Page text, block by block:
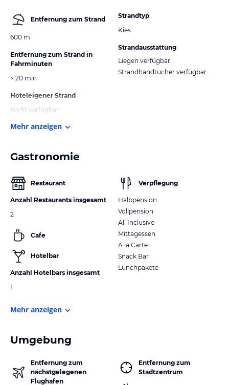
Entfernung zum Strand
600 m
Entfernung zum Strand in
Fahrminuten
> 20 min
Hoteleigener Strand
Nicht verfügbar
Strandtyp
Kies
Strandausstattung
Liegen verfügbar
Strandhandtücher verfügbar
Mehr anzeigen
Gastronomie
Restaurant
Anzahl Restaurants insgesamt
2
Cafe
Hotelbar
Anzahl Hotelbars insgesamt
1
Verpflegung
Halbpension
Vollpension
All Inclusive
Mittagessen
A la Carte
Snack Bar
Lunchpakete
Mehr anzeigen
Umgebung
Entfernung zum
nächstgelegenen
Flughafen
Entfernung zum
Stadtzentrum